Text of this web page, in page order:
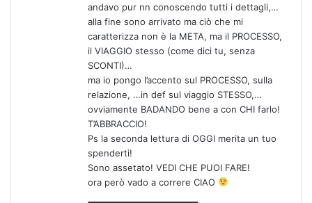
andavo pur nn conoscendo tutti i dettagli,…
alla fine sono arrivato ma ciò che mi
caratterizza non è la META, ma il PROCESSO,
il VIAGGIO stesso (come dici tu, senza
SCONTI)…
ma io pongo l’accento sul PROCESSO, sulla
relazione, …in def sul viaggio STESSO,…
ovviamente BADANDO bene a con CHI farlo!
T’ABBRACCIO!
Ps la seconda lettura di OGGI merita un tuo
spenderti!
Sono assetato! VEDI CHE PUOI FARE!
ora però vado a correre CIAO